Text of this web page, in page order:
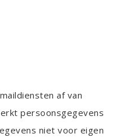
af van
persoonsgegevens
niet voor eigen